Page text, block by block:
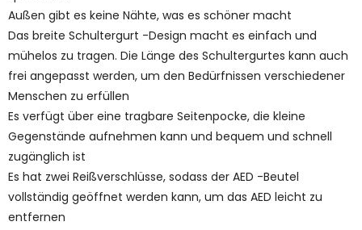
Außen gibt es keine Nähte, was es schöner macht
Das breite Schultergurt -Design macht es einfach und
mühelos zu tragen. Die Länge des Schultergurtes kann auch
frei angepasst werden, um den Bedürfnissen verschiedener
Menschen zu erfüllen
Es verfügt über eine tragbare Seitenpocke, die kleine
Gegenstände aufnehmen kann und bequem und schnell
zugänglich ist
Es hat zwei Reißverschlüsse, sodass der AED -Beutel
vollständig geöffnet werden kann, um das AED leicht zu
entfernen